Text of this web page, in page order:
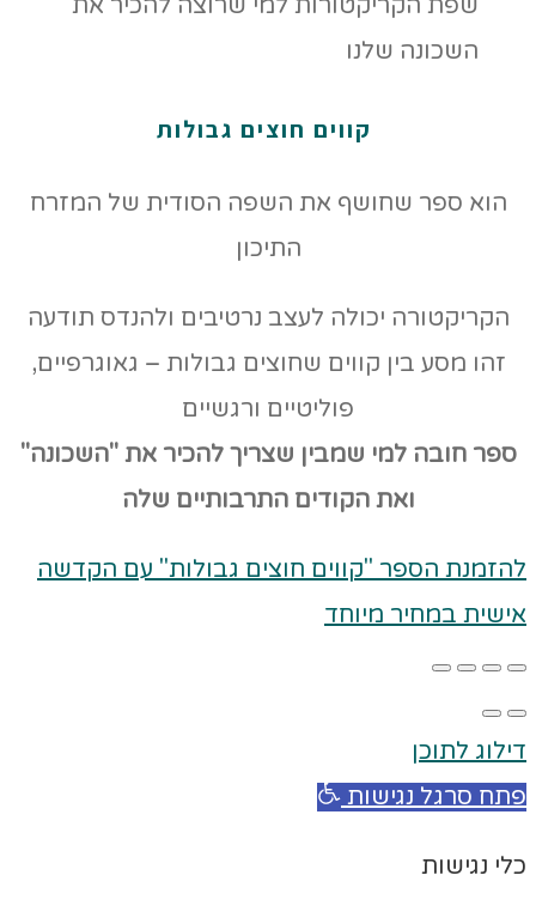
קווים חוצים גבולות
הוא ספר שחושף את השפה הסודית של המזרח
התיכון
הקריקטורה יכולה לעצב נרטיבים ולהנדס תודעה
זהו מסע בין קווים שחוצים גבולות – גאוגרפיים,
פוליטיים ורגשיים
ספר חובה למי שמבין שצריך להכיר את "השכונה"
ואת הקודים התרבותיים שלה
להזמנת הספר "קווים חוצים גבולות" עם הקדשה
אישית במחיר מיוחד
דילוג לתוכן
פתח סרגל נגישות
כלי נגישות